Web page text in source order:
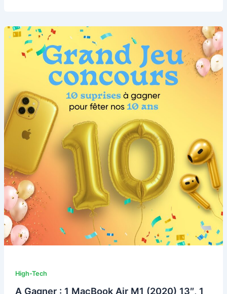
High-Tech
A Gagner : 1 MacBook Air M1 (2020) 13″, 1